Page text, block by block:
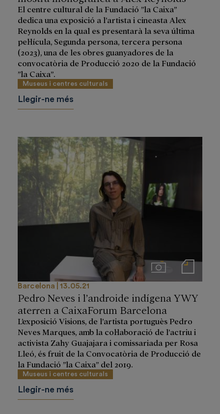
El centre cultural de la Fundació ”la Caixa”
dedica una exposició a l’artista i cineasta Alex
Reynolds en la qual es presentarà la seva última
pel·lícula, Segunda persona, tercera persona
(2023), una de les obres guanyadores de la
convocatòria de Producció 2020 de la Fundació
”la Caixa”.
Museus i centres culturals
Llegir-ne més
ImágenesNotas de prensa
Barcelona 13.05.21
Pedro Neves i l’androide indígena YWY
aterren a CaixaForum Barcelona
L’exposició Visions, de l’artista portuguès Pedro
Neves Marques, amb la col·laboració de l’actriu i
activista Zahy Guajajara i comissariada per Rosa
Lleó, és fruit de la Convocatòria de Producció de
la Fundació ”la Caixa” del 2019.
Museus i centres culturals
Llegir-ne més